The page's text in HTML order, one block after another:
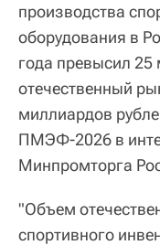
производства
оборудования в
года превысил 25
отечественный
миллиардов
ПМЭФ-2026 в
Минпромторга
"Объем
спортивного